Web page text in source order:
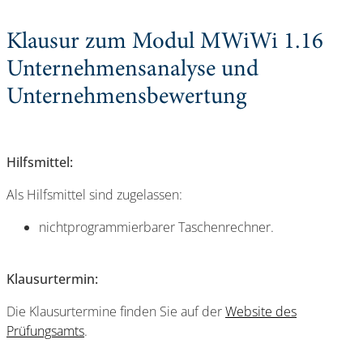
Klausur zum Modul MWiWi 1.16
Unternehmensanalyse und
Unternehmensbewertung
Hilfsmittel:
Als Hilfsmittel sind zugelassen:
nichtprogrammierbarer Taschenrechner.
Klausurtermin:
Die Klausurtermine finden Sie auf derWebsite des
Prüfungsamts.